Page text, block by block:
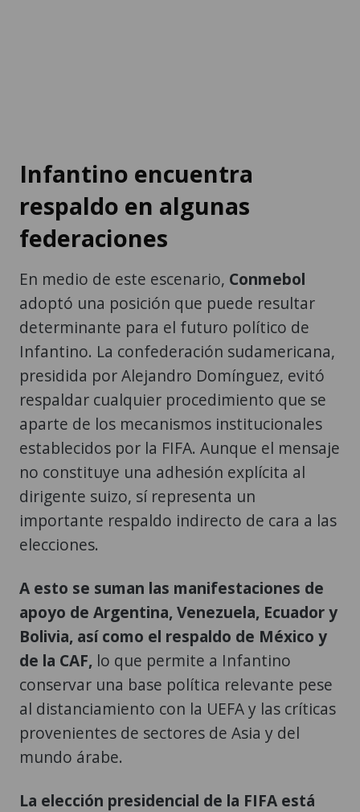
Infantino encuentra
respaldo en algunas
federaciones
En medio de este escenario, Conmebol
adoptó una posición que puede resultar
determinante para el futuro político de
Infantino. La confederación sudamericana,
presidida por Alejandro Domínguez, evitó
respaldar cualquier procedimiento que se
aparte de los mecanismos institucionales
establecidos por la FIFA. Aunque el mensaje
no constituye una adhesión explícita al
dirigente suizo, sí representa un
importante respaldo indirecto de cara a las
elecciones.
A esto se suman las manifestaciones de
apoyo de Argentina, Venezuela, Ecuador y
Bolivia, así como el respaldo de México y
de la CAF, lo que permite a Infantino
conservar una base política relevante pese
al distanciamiento con la UEFA y las críticas
provenientes de sectores de Asia y del
mundo árabe.
La elección presidencial de la FIFA está